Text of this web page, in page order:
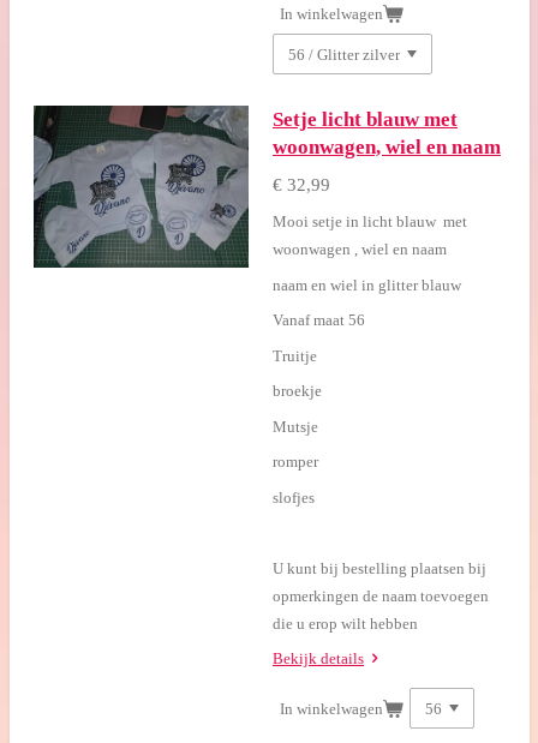
In winkelwagen
Setje licht blauw met
woonwagen, wiel en naam
€ 32,99
Mooi setje in licht blauw met
woonwagen , wiel en naam
naam en wiel in glitter blauw
Vanaf maat 56
Truitje
broekje
Mutsje
romper
slofjes
U kunt bij bestelling plaatsen bij
opmerkingen de naam toevoegen
die u erop wilt hebben
Bekijk details
In winkelwagen